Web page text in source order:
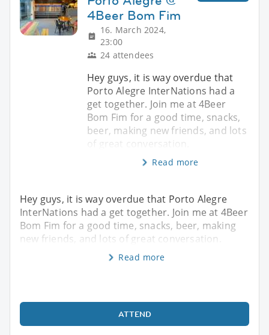
4Beer Bom Fim
16. March 2024,
23:00
24 attendees
Hey guys, it is way overdue that
Porto Alegre InterNations had a
get together. Join me at 4Beer
Bom Fim for a good time, snacks,
beer, making new friends, and lots
of great conversation.
Read more
Hey guys, it is way overdue that Porto Alegre
InterNations had a get together. Join me at 4Beer
Bom Fim for a good time, snacks, beer, making
new friends, and lots of great conversation.
Read more
ATTEND